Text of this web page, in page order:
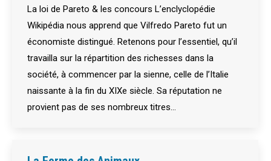
La loi de Pareto & les concours L’enclyclopédie
Wikipédia nous apprend que Vilfredo Pareto fut un
économiste distingué. Retenons pour l’essentiel, qu’il
travailla sur la répartition des richesses dans la
société, à commencer par la sienne, celle de l’Italie
naissante à la fin du XIXe siècle. Sa réputation ne
provient pas de ses nombreux titres…